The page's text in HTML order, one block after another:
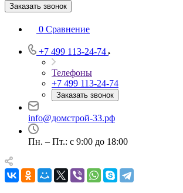
Заказать звонок
0 Сравнение
+7 499 113-24-74
Телефоны
+7 499 113-24-74
Заказать звонок
info@домстрой-33.рф
Пн. – Пт.: с 9:00 до 18:00